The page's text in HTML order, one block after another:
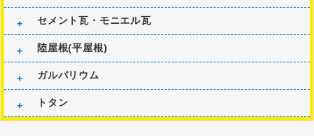
セメント瓦・モニエル瓦
陸屋根(平屋根)
ガルバリウム
トタン